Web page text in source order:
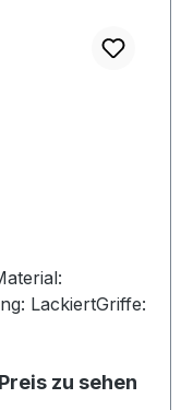
LackiertGriffe:
zu sehen